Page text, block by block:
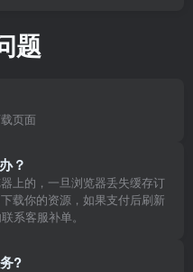
题
页面
？
上的，一旦浏览器丢失缓存订
载你的资源，如果支付后刷新
系客服补单。
?